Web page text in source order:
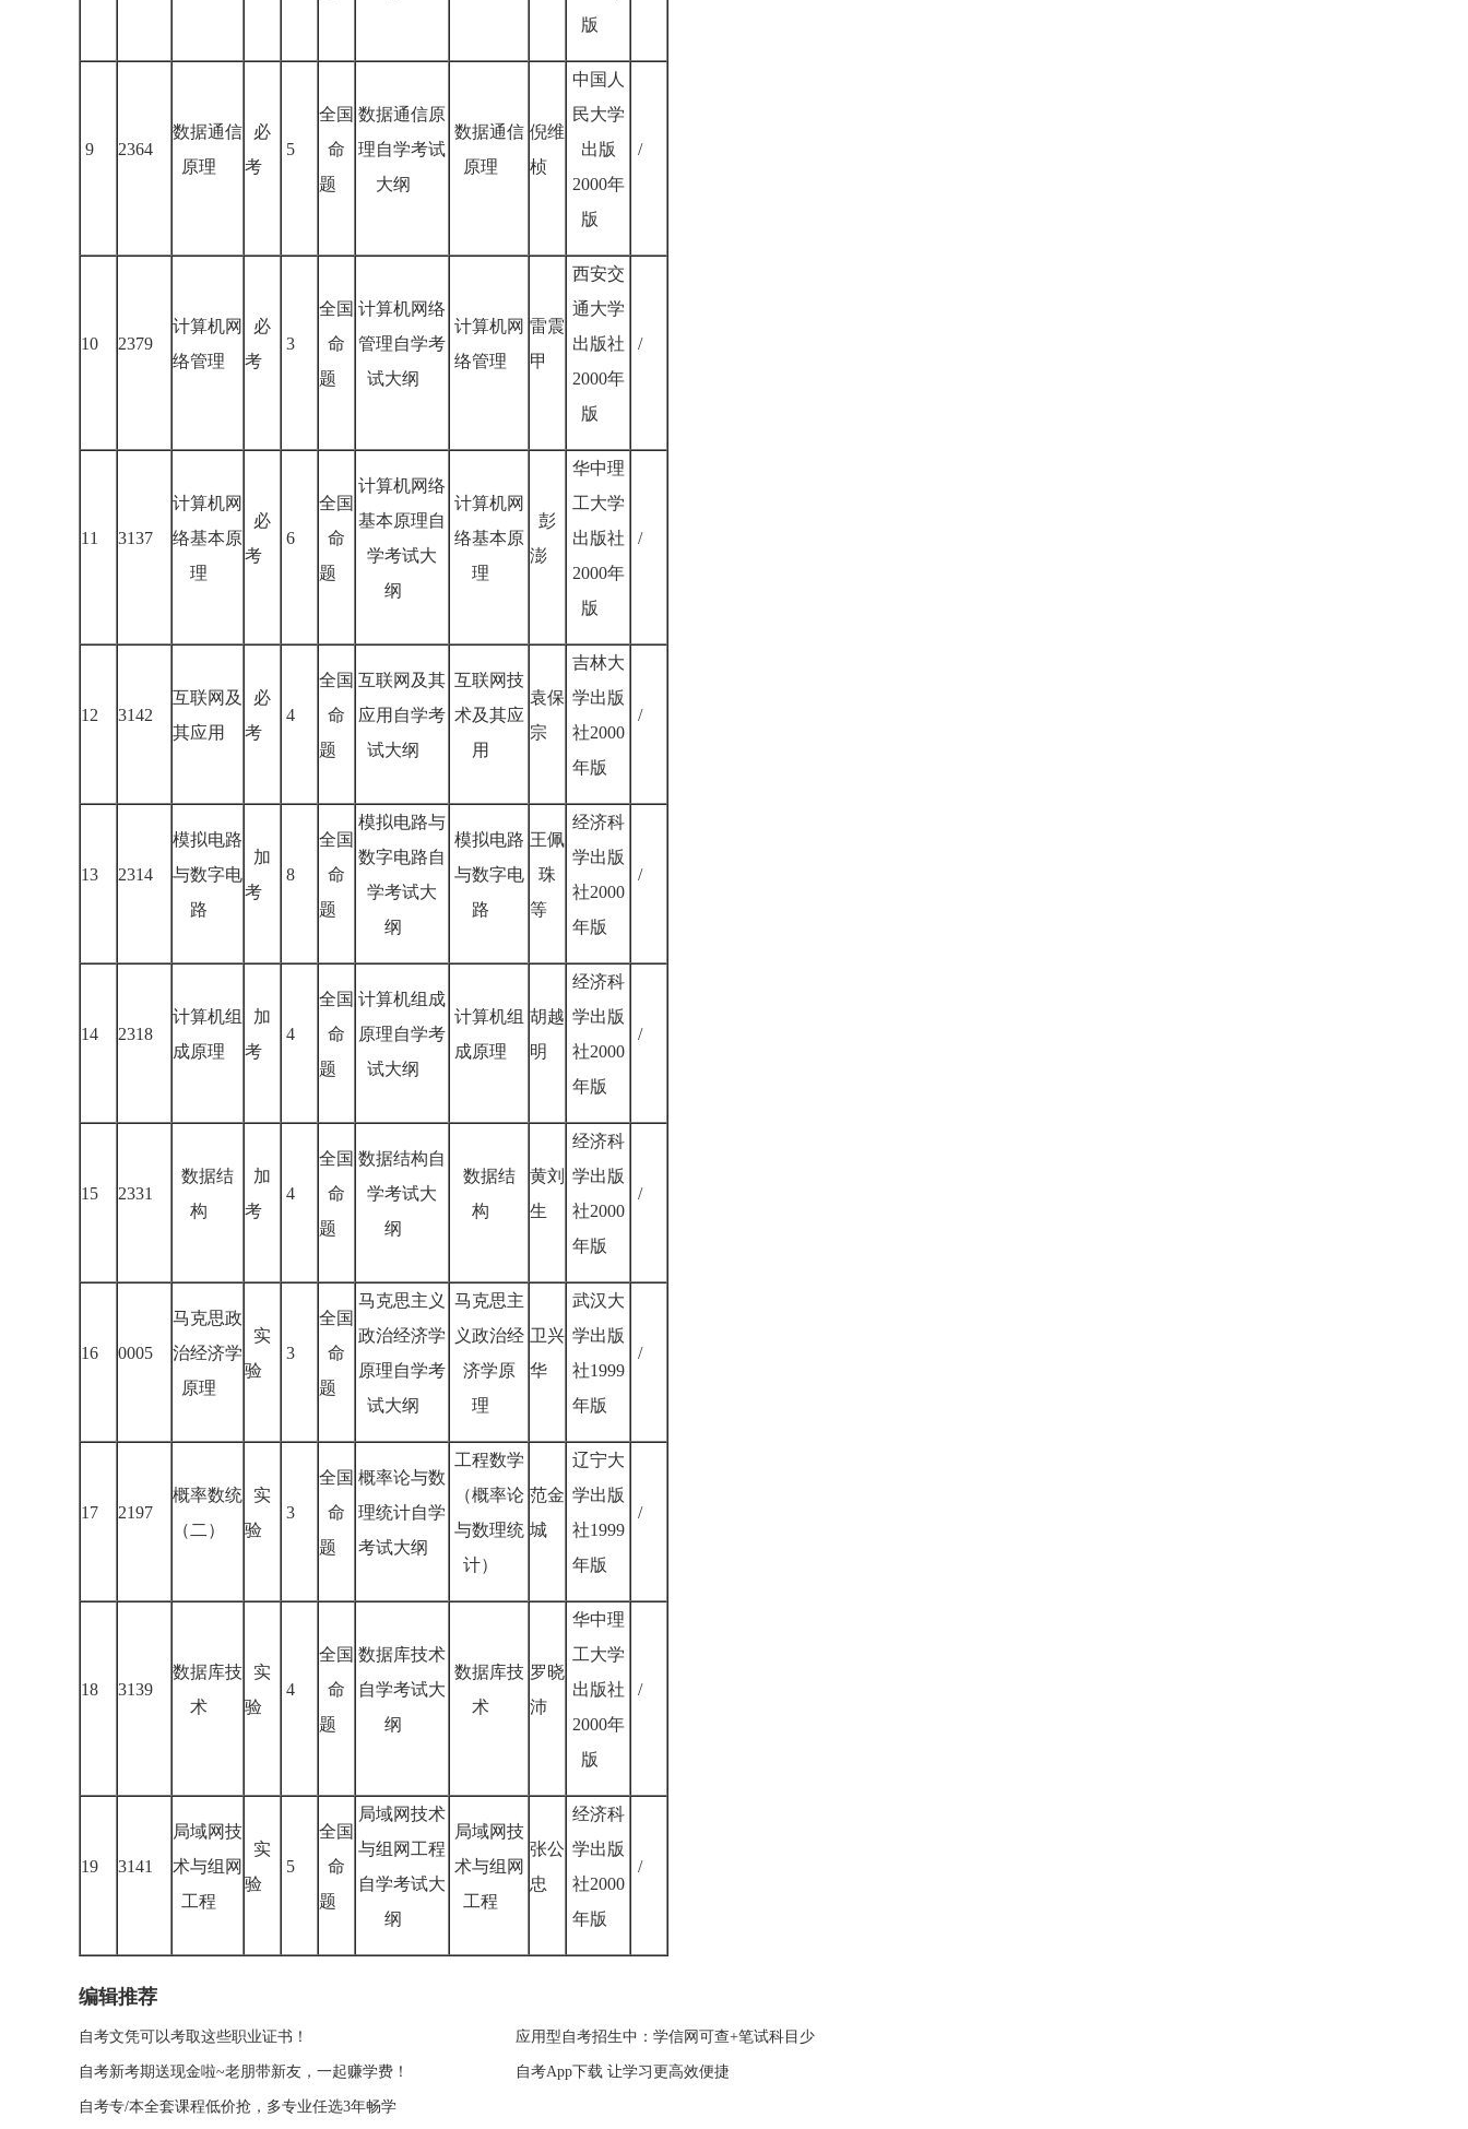
版
9 2364
数据通信
原理
必
考
5
全国
命
题
数据通信原
理自学考试
大纲
数据通信
原理
倪维
桢
中国人
民大学
出版
2000年
版
/
10 2379
计算机网
络管理
必
考
3
全国
命
题
计算机网络
管理自学考
试大纲
计算机网
络管理
雷震
甲
西安交
通大学
出版社
2000年
版
/
11 3137
计算机网
络基本原
理
必
考
6
全国
命
题
计算机网络
基本原理自
学考试大
纲
计算机网
络基本原
理
彭
澎
华中理
工大学
出版社
2000年
版
/
12 3142
互联网及
其应用
必
考
4
全国
命
题
互联网及其
应用自学考
试大纲
互联网技
术及其应
用
袁保
宗
吉林大
学出版
社2000
年版
/
13 2314
模拟电路
与数字电
路
加
考
8
全国
命
题
模拟电路与
数字电路自
学考试大
纲
模拟电路
与数字电
路
王佩
珠
等
经济科
学出版
社2000
年版
/
14 2318
计算机组
成原理
加
考
4
全国
命
题
计算机组成
原理自学考
试大纲
计算机组
成原理
胡越
明
经济科
学出版
社2000
年版
/
15 2331
数据结
构
加
考
4
全国
命
题
数据结构自
学考试大
纲
数据结
构
黄刘
生
经济科
学出版
社2000
年版
/
16 0005
马克思政
治经济学
原理
实
验
3
全国
命
题
马克思主义
政治经济学
原理自学考
试大纲
马克思主
义政治经
济学原
理
卫兴
华
武汉大
学出版
社1999
年版
/
17 2197
概率数统
（二）
实
验
3
全国
命
题
概率论与数
理统计自学
考试大纲
工程数学
（概率论
与数理统
计）
范金
城
辽宁大
学出版
社1999
年版
/
18 3139
数据库技
术
实
验
4
全国
命
题
数据库技术
自学考试大
纲
数据库技
术
罗晓
沛
华中理
工大学
出版社
2000年
版
/
19 3141
局域网技
术与组网
工程
实
验
5
全国
命
题
局域网技术
与组网工程
自学考试大
纲
局域网技
术与组网
工程
张公
忠
经济科
学出版
社2000
年版
/
编辑推荐
自考文凭可以考取这些职业证书！ 应用型自考招生中：学信网可查+笔试科目少
自考新考期送现金啦~老朋带新友，一起赚学费！ 自考App下载 让学习更高效便捷
自考专/本全套课程低价抢，多专业任选3年畅学